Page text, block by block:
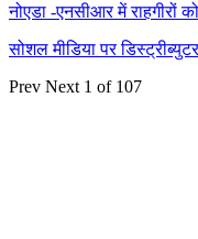
नोएडा -एनसीआर में
सोशल मीडिया पर
Prev Next 1 of 107